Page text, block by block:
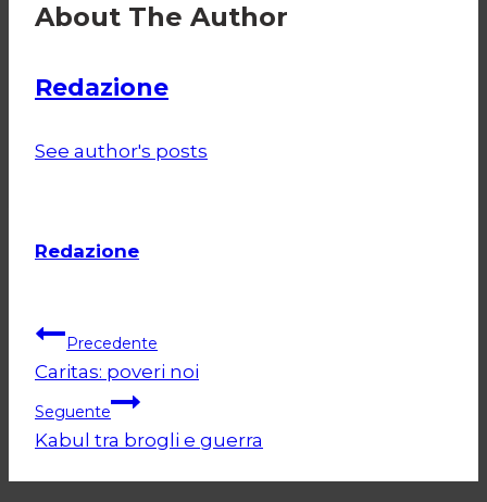
About The Author
Redazione
See author's posts
Redazione
Navigazione
articoli
Precedente
Caritas: poveri noi
Seguente
Kabul tra brogli e guerra